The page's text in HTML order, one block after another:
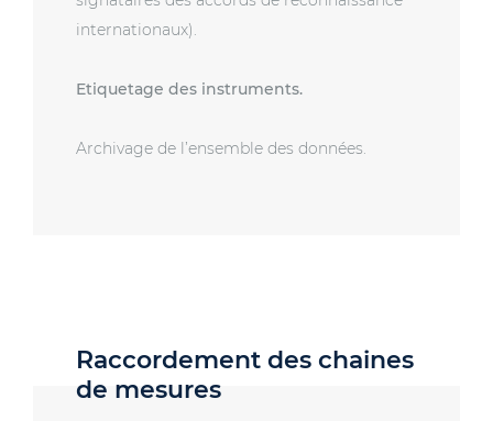
internationaux).
Etiquetage des instruments.
Archivage de l’ensemble des données.
Raccordement des chaines
de mesures